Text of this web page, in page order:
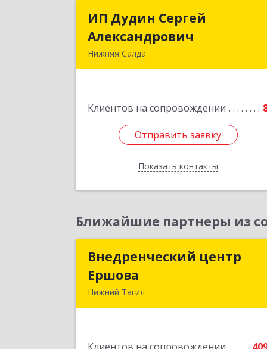
ИП Дудин Сергей
Александрович
Нижняя Салда
Клиентов на сопровождении
Отправить заявку
Показать контакты
ИП Дудин Сергей
Александрович
Отправить заявку
Назад
Ближайшие партнеры из
Внедренческий центр
Ершова
Нижний Тагил
Внедренческий центр